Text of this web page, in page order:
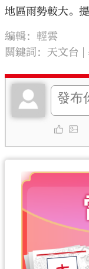
地區雨勢較大。
編輯：輕雲
關鍵詞： 天文台